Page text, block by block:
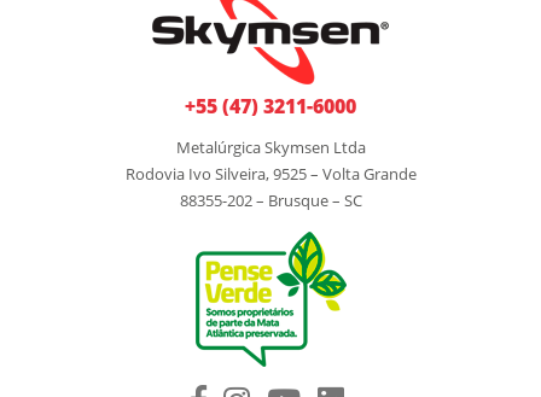
+55 (47) 3211-6000
Metalúrgica Skymsen Ltda
Rodovia Ivo Silveira, 9525 – Volta Grande
88355-202 – Brusque – SC